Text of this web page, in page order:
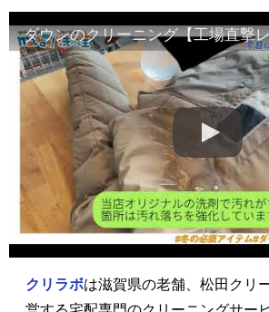
ダウンのクリーニング【工場直撃
クリラボは滋賀県の老舗、松田クリ